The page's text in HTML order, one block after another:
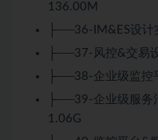
136.00M
├──36-IM&ES设计
├──37-风控&交易
├──38-企业级监控
├──39-企业级服务
1.06G